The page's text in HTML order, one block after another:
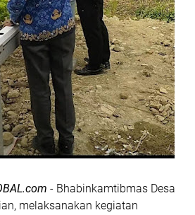
- Bhabinkamtibmas Desa
melaksanakan kegiatan